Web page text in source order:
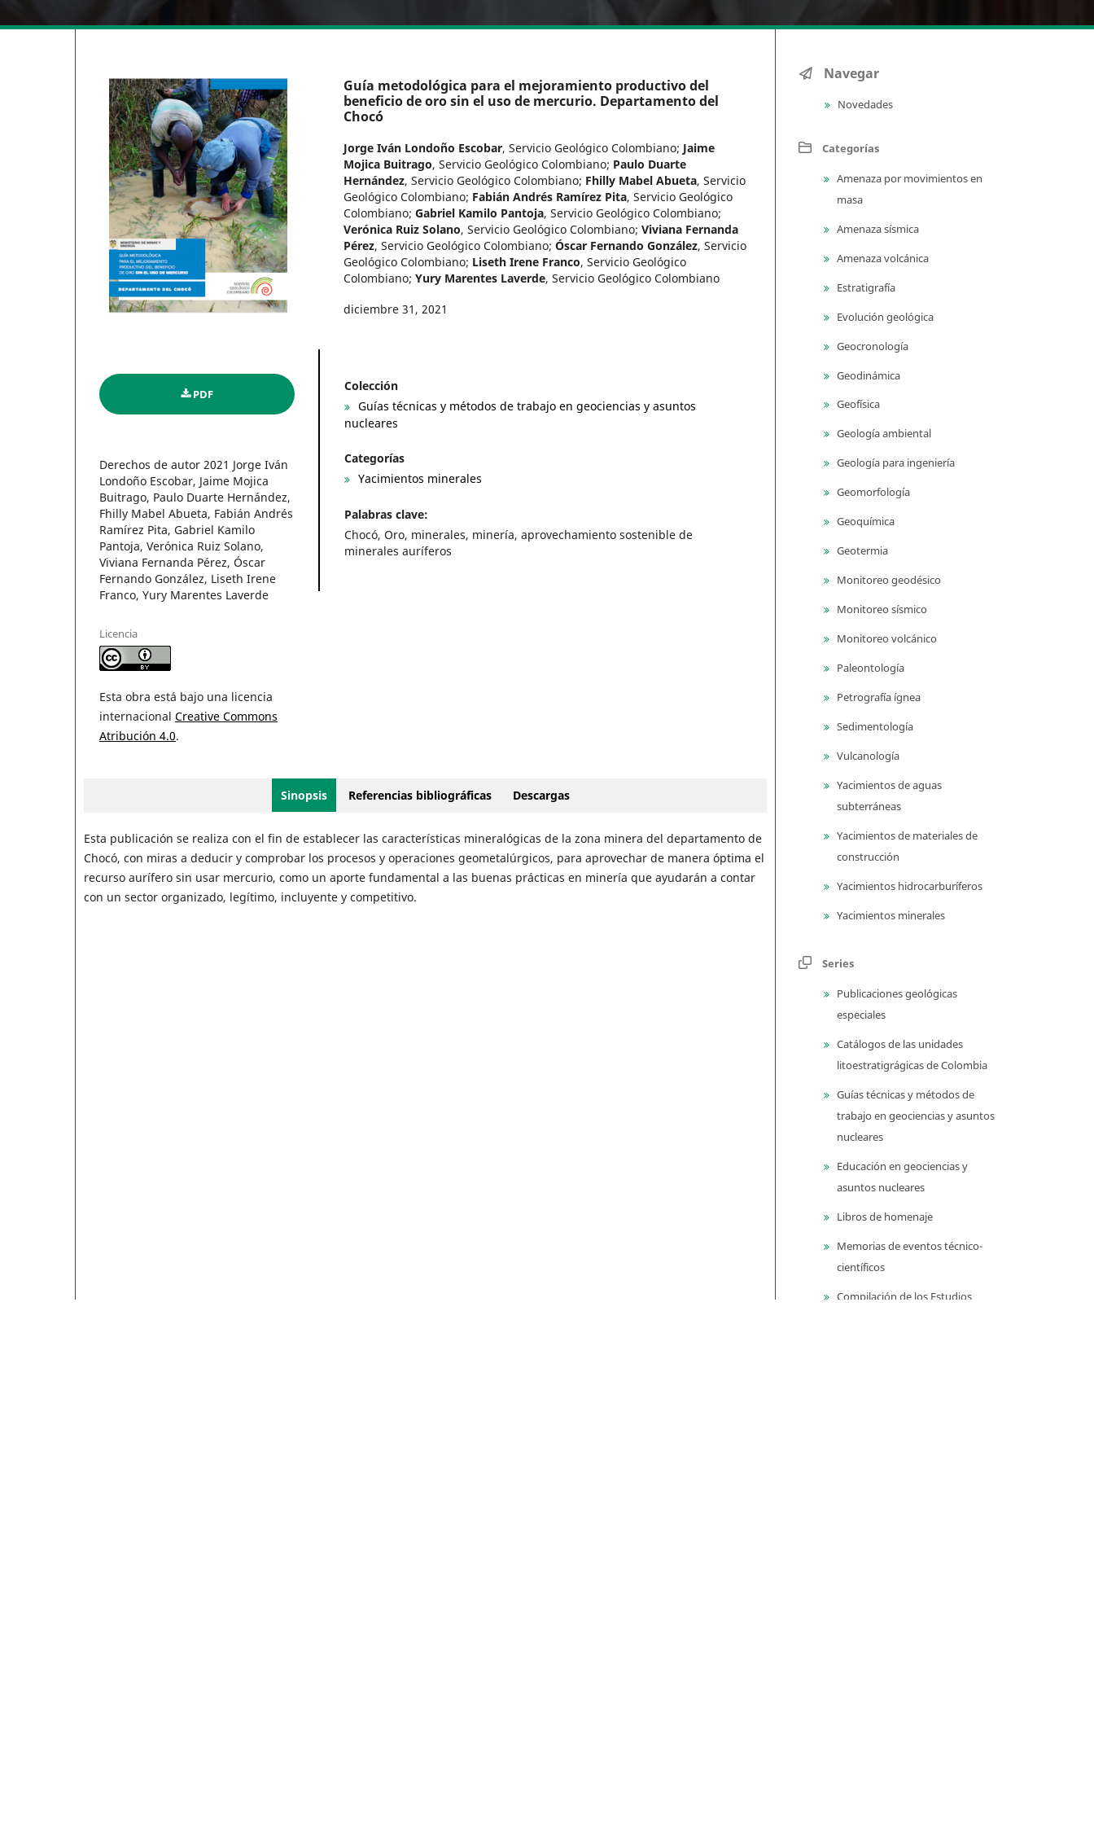
Guía metodológica para el mejoramiento productivo del
beneficio de oro sin el uso de mercurio. Departamento del
Chocó
Jorge Iván Londoño Escobar, Servicio Geológico Colombiano; Jaime
Mojica Buitrago, Servicio Geológico Colombiano; Paulo Duarte
Hernández, Servicio Geológico Colombiano; Fhilly Mabel Abueta, Servicio
Geológico Colombiano; Fabián Andrés Ramírez Pita, Servicio Geológico
Colombiano; Gabriel Kamilo Pantoja, Servicio Geológico Colombiano;
Verónica Ruiz Solano, Servicio Geológico Colombiano; Viviana Fernanda
Pérez, Servicio Geológico Colombiano; Óscar Fernando González, Servicio
Geológico Colombiano; Liseth Irene Franco, Servicio Geológico
Colombiano; Yury Marentes Laverde, Servicio Geológico Colombiano
diciembre 31, 2021
PDF
Derechos de autor 2021 Jorge Iván
Londoño Escobar, Jaime Mojica
Buitrago, Paulo Duarte Hernández,
Fhilly Mabel Abueta, Fabián Andrés
Ramírez Pita, Gabriel Kamilo
Pantoja, Verónica Ruiz Solano,
Viviana Fernanda Pérez, Óscar
Fernando González, Liseth Irene
Franco, Yury Marentes Laverde
Licencia
Esta obra está bajo una licencia
internacional Creative Commons
Atribución 4.0.
Colección
Guías técnicas y métodos de trabajo en geociencias y asuntos
nucleares
Categorías
Yacimientos minerales
Palabras clave:
Chocó, Oro, minerales, minería, aprovechamiento sostenible de
minerales auríferos
Sinopsis Referencias bibliográficas Descargas
Esta publicación se realiza con el fin de establecer las características mineralógicas de la zona minera del departamento de
Chocó, con miras a deducir y comprobar los procesos y operaciones geometalúrgicos, para aprovechar de manera óptima el
recurso aurífero sin usar mercurio, como un aporte fundamental a las buenas prácticas en minería que ayudarán a contar
con un sector organizado, legítimo, incluyente y competitivo.
Navegar
Novedades
Categorías
Amenaza por movimientos en
masa
Amenaza sísmica
Amenaza volcánica
Estratigrafía
Evolución geológica
Geocronología
Geodinámica
Geofísica
Geología ambiental
Geología para ingeniería
Geomorfología
Geoquímica
Geotermia
Monitoreo geodésico
Monitoreo sísmico
Monitoreo volcánico
Paleontología
Petrografía ígnea
Sedimentología
Vulcanología
Yacimientos de aguas
subterráneas
Yacimientos de materiales de
construcción
Yacimientos hidrocarburíferos
Yacimientos minerales
Series
Publicaciones geológicas
especiales
Catálogos de las unidades
litoestratigrágicas de Colombia
Guías técnicas y métodos de
trabajo en geociencias y asuntos
nucleares
Educación en geociencias y
asuntos nucleares
Libros de homenaje
Memorias de eventos técnico-
científicos
Compilación de los Estudios